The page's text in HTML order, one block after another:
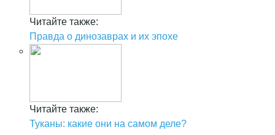
Читайте также:
Правда о динозаврах и их эпохе
Читайте также:
Туканы: какие они на самом деле?